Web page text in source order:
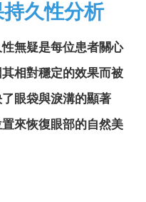
久性分析
無疑是每位患者關心
相對穩定的效果而被
眼袋與淚溝的顯著
來恢復眼部的自然美